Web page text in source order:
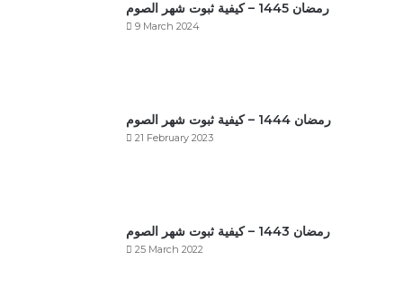
رمضان 1445 – كيفية ثبوت شهر الصوم
9 March 2024
رمضان 1444 – كيفية ثبوت شهر الصوم
21 February 2023
رمضان 1443 – كيفية ثبوت شهر الصوم
25 March 2022